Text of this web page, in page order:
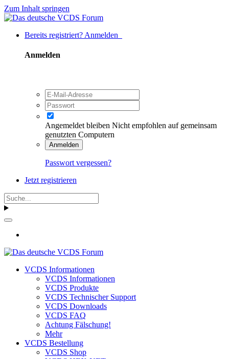
Zum Inhalt springen
Bereits registriert? Anmelden
Anmelden
Angemeldet bleiben Nicht empfohlen auf gemeinsam
genutzten Computern
Anmelden
Passwort vergessen?
Jetzt registrieren
VCDS Informationen
VCDS Informationen
VCDS Produkte
VCDS Technischer Support
VCDS Downloads
VCDS FAQ
Achtung Fälschung!
Mehr
VCDS Bestellung
VCDS Shop